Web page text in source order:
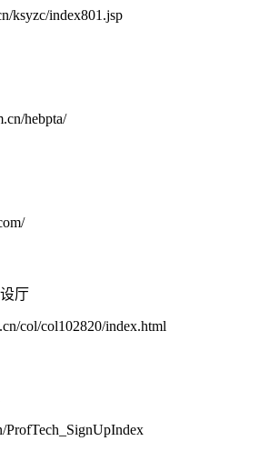
ksyzc/index801.jsp
hebpta/
厅
col/col102820/index.html
ProfTech_SignUpIndex